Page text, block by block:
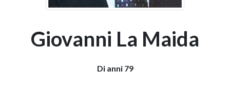
Giovanni La Maida
Di anni 79